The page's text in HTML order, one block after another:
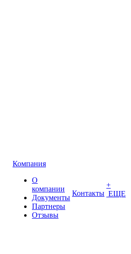
Компания
О
компании
Документы
Партнеры
Отзывы
Контакты
+
ЕЩЕ